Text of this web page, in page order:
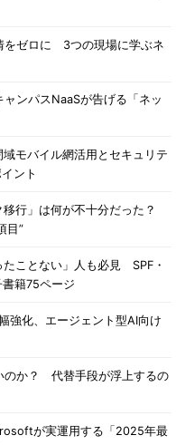
をゼロに 3つの現場に学ぶネ
ンパスNaaSが告げる「ネッ
モバイル網活用とセキュリテ
ント
移行」は何が不十分だった？
目”
たことない」人も必見 SPF・
籍75ページ
強化、エージェント型AI向け
のか？ 代替手段が浮上するの
が実運用する「2025年最